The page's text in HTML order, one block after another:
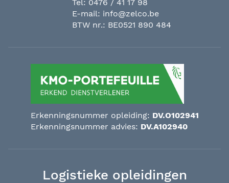
Erkenningsnummer opleiding: DV.O102941
Erkenningsnummer advies: DV.A102940
Tel: 0476 / 41 17 98
E-mail: info@zelco.be
BTW nr.: BE0521 890 484
Logistieke opleidingen